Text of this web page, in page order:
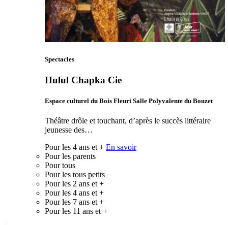
Spectacles
Hulul Chapka Cie
Espace culturel du Bois Fleuri Salle Polyvalente du Bouzet
Théâtre drôle et touchant, d’après le succès littéraire
jeunesse des…
Pour les 4 ans et + En savoir
Pour les parents
Pour tous
Pour les tous petits
Pour les 2 ans et +
Pour les 4 ans et +
Pour les 7 ans et +
Pour les 11 ans et +